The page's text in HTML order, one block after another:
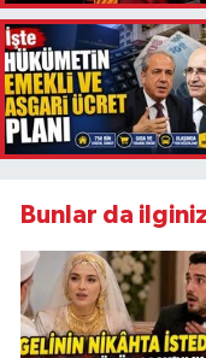
Bunlar da